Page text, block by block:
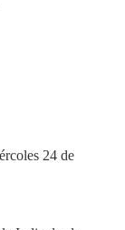
24 de